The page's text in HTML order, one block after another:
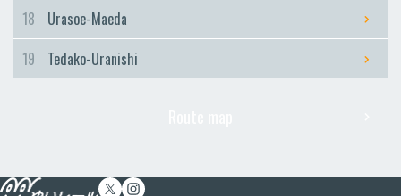
18
Urasoe-Maeda
19
Tedako-Uranishi